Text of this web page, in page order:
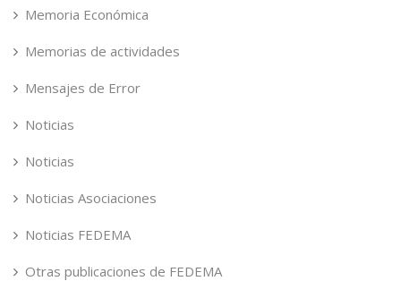
Memoria Económica
Memorias de actividades
Mensajes de Error
Noticias
Noticias
Noticias Asociaciones
Noticias FEDEMA
Otras publicaciones de FEDEMA